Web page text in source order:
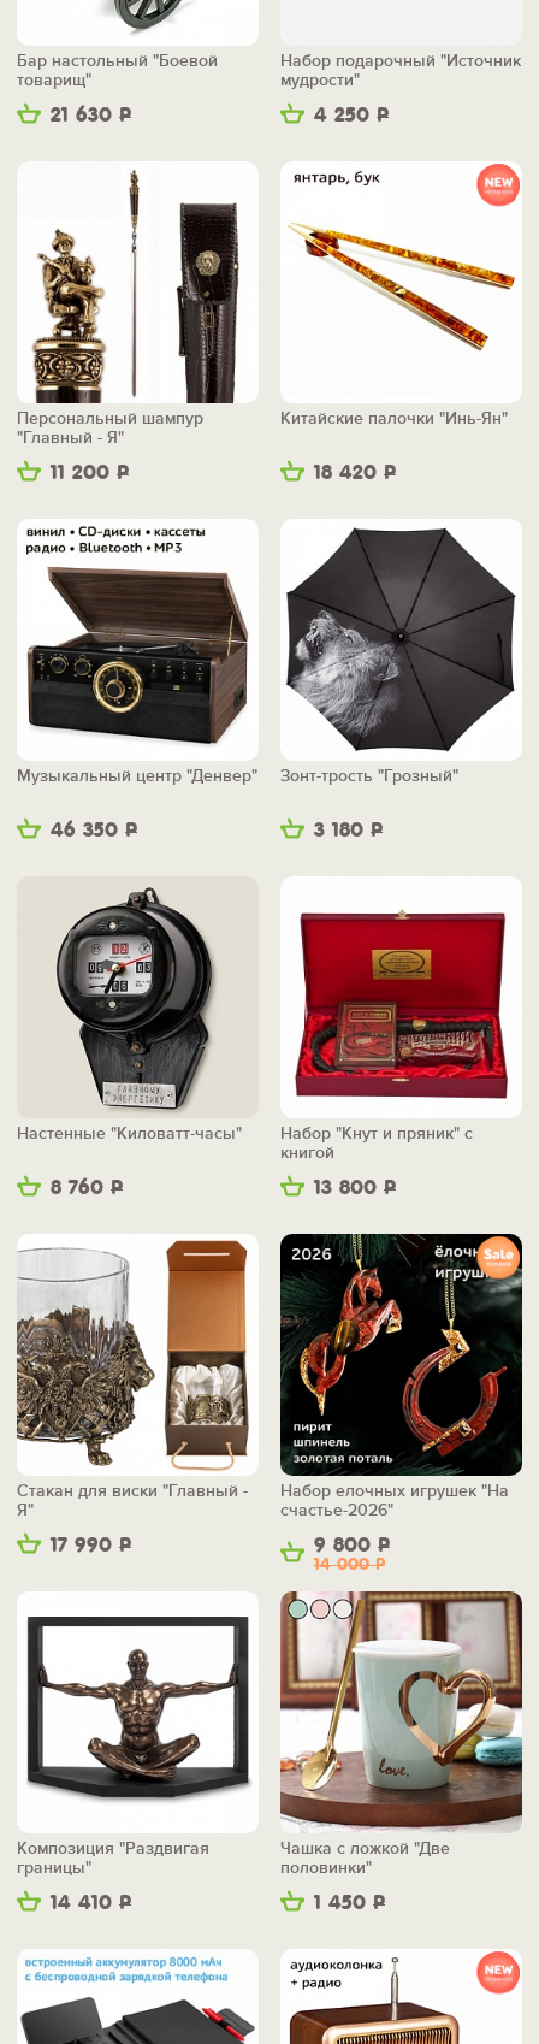
21 630 Р
Бар настольный "Боевой
товарищ"
4 250 Р
Набор подарочный "Источник
мудрости"
11 200 Р
Персональный шампур
"Главный - Я"
18 420 Р
Китайские палочки "Инь-Ян"
46 350 Р
Музыкальный центр "Денвер"
3 180 Р
Зонт-трость "Грозный"
8 760 Р
Настенные "Киловатт-часы"
13 800 Р
Набор "Кнут и пряник" с
книгой
17 990 Р
Стакан для виски "Главный -
Я"
9 800 Р
14 000Р
Набор елочных игрушек "На
счастье-2026"
14 410 Р
Композиция "Раздвигая
границы"
1 450 Р
Чашка с ложкой "Две
половинки"